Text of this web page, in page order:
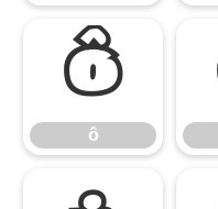
ô
ô